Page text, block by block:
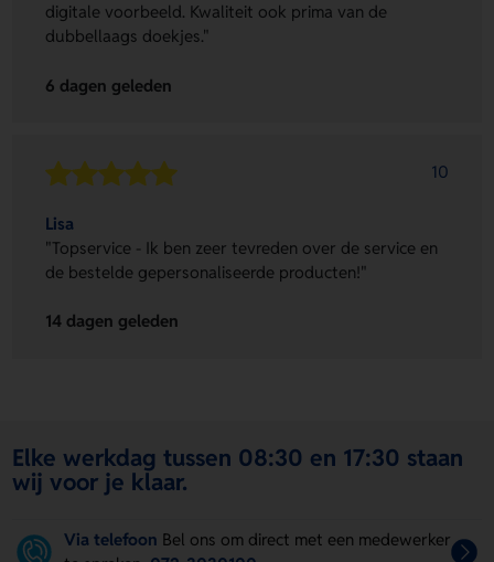
digitale voorbeeld. Kwaliteit ook prima van de
dubbellaags doekjes."
6 dagen geleden
10
Lisa
"Topservice - Ik ben zeer tevreden over de service en
de bestelde gepersonaliseerde producten!"
14 dagen geleden
Elke werkdag tussen 08:30 en 17:30 staan
wij voor je klaar.
Via telefoon Bel ons om direct met een medewerker